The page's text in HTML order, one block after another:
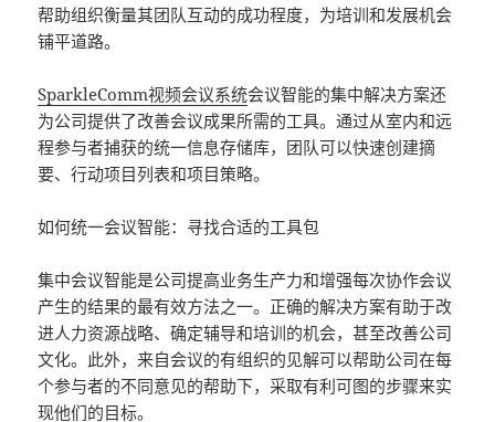
帮助组织衡量其团队互动的成功程度，为培训和发展机会
铺平道路。
SparkleComm视频会议系统会议智能的集中解决方案还
为公司提供了改善会议成果所需的工具。通过从室内和远
程参与者捕获的统一信息存储库，团队可以快速创建摘
要、行动项目列表和项目策略。
如何统一会议智能：寻找合适的工具包
集中会议智能是公司提高业务生产力和增强每次协作会议
产生的结果的最有效方法之一。正确的解决方案有助于改
进人力资源战略、确定辅导和培训的机会，甚至改善公司
文化。此外，来自会议的有组织的见解可以帮助公司在每
个参与者的不同意见的帮助下，采取有利可图的步骤来实
现他们的目标。